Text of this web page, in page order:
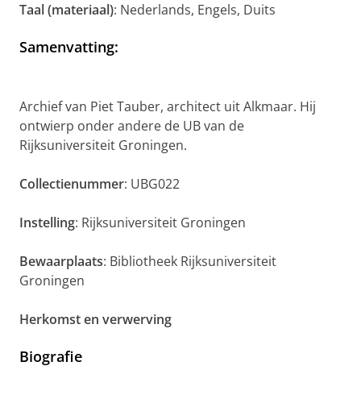
Taal (materiaal): Nederlands, Engels, Duits
Samenvatting:
Archief van Piet Tauber, architect uit Alkmaar. Hij
ontwierp onder andere de UB van de
Rijksuniversiteit Groningen.
Collectienummer: UBG022
Instelling: Rijksuniversiteit Groningen
Bewaarplaats: Bibliotheek Rijksuniversiteit
Groningen
Herkomst en verwerving
Biografie